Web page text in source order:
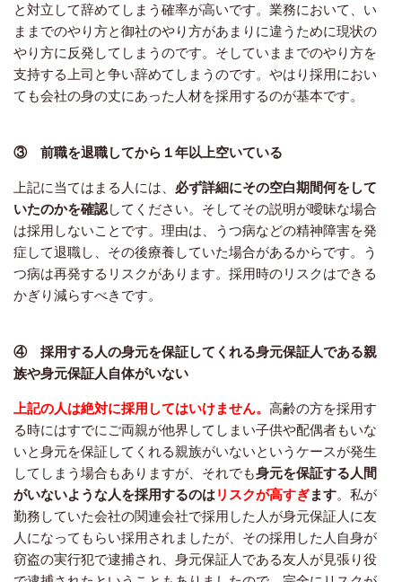
と対立して辞めてしまう確率が高いです。業務において、い
ままでのやり方と御社のやり方があまりに違うために現状の
やり方に反発してしまうのです。そしていままでのやり方を
支持する上司と争い辞めてしまうのです。やはり採用におい
ても会社の身の丈にあった人材を採用するのが基本です。
③ 前職を退職してから１年以上空いている
上記に当てはまる人には、 必ず詳細にその空白期間何をして
いたのかを確認してください。そしてその説明が曖昧な場合
は採用しないことです。理由は、うつ病などの精神障害を発
症して退職し、その後療養していた場合があるからです。う
つ病は再発するリスクがあります。採用時のリスクはできる
かぎり減らすべきです。
④ 採用する人の身元を保証してくれる身元保証人である親
族や身元保証人自体がいない
上記の人は絶対に採用してはいけません。 高齢の方を採用す
る時にはすでにご両親が他界してしまい子供や配偶者もいな
いと身元を保証してくれる親族がいないというケースが発生
してしまう場合もありますが、それでも身元を保証する人間
がいないような人を採用するのはリスクが高すぎます。私が
勤務していた会社の関連会社で採用した人が身元保証人に友
人になってもらい採用されましたが、その採用した人自身が
窃盗の実行犯で逮捕され、身元保証人である友人が見張り役